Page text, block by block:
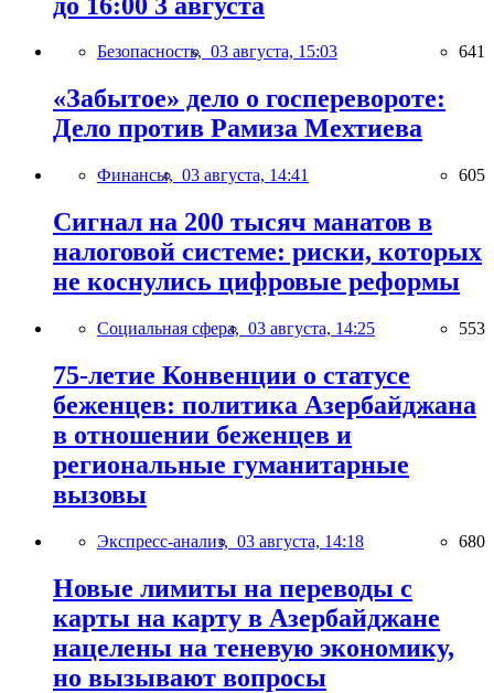
Безопасность, 03 августа, 15:03 641
«Забытое» дело о госперевороте:
Дело против Рамиза Мехтиева
Финансы, 03 августа, 14:41 605
Сигнал на 200 тысяч манатов в
налоговой системе: риски, которых
не коснулись цифровые реформы
Социальная сфера, 03 августа, 14:25 553
75-летие Конвенции о статусе
беженцев: политика Азербайджана
в отношении беженцев и
региональные гуманитарные
вызовы
Экспресс-анализ, 03 августа, 14:18 680
Новые лимиты на переводы с
карты на карту в Азербайджане
нацелены на теневую экономику,
но вызывают вопросы